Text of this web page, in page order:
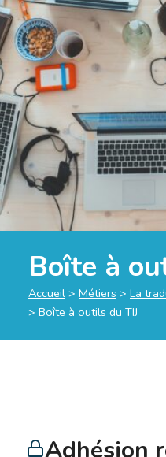
Boîte à
Accueil > Métiers > La
> Boîte à outils du TIJ
Adhésion